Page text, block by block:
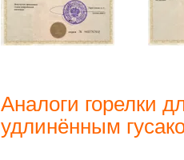
Аналоги горелки
удлинённым